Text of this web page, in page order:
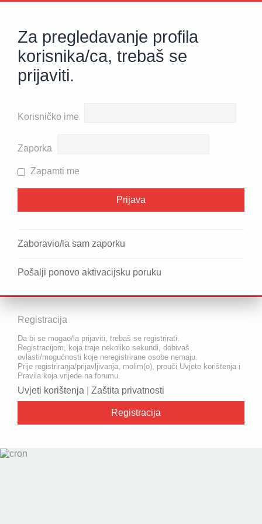
Za pregledavanje profila
korisnika/ca, trebaš se
prijaviti.
Korisničko ime
Zaporka
Zapamti me
Zaboravio/la sam zaporku
Pošalji ponovo aktivacijsku poruku
Registracija
Da bi se mogao/la prijaviti, trebaš se registrirati.
Registracijom, koja traje nekoliko sekundi, dobivaš
ovlasti/mogućnosti koje neregistrirane osobe nemaju.
Prije registriranja/prijavljivanja, molim(o), prouči Uvjete korištenja i
Pravila koja vrijede na forumu.
Uvjeti korištenja Zaštita privatnosti
Registracija